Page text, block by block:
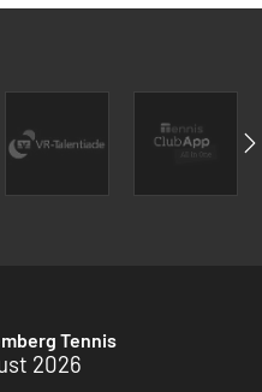
Tennis
2026